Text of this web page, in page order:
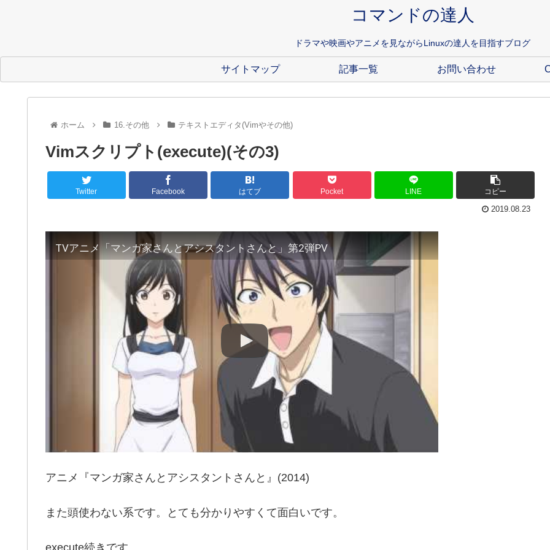
コマンドの達人
ドラマや映画やアニメを見ながらLinuxの達人を目指すブログ
サイトマップ 記事一覧 お問い合わせ
ホーム 16.その他 テキストエディタ(Vimやその他)
Vimスクリプト(execute)(その3)
Twitter Facebook はてブ Pocket LINE コピー
2019.08.23
TVアニメ「マンガ家さんとアシスタントさんと」第2弾PV
アニメ『マンガ家さんとアシスタントさんと』(2014)
また頭使わない系です。とても分かりやすくて面白いです。